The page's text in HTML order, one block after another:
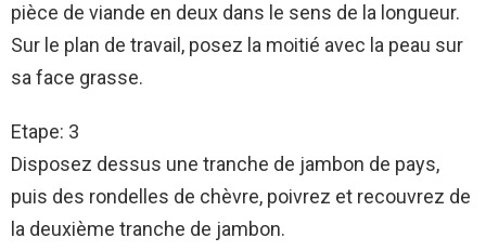
pièce de viande en deux dans le sens de la longueur.
Sur le plan de travail, posez la moitié avec la peau sur
sa face grasse.
Etape: 3
Disposez dessus une tranche de jambon de pays,
puis des rondelles de chèvre, poivrez et recouvrez de
la deuxième tranche de jambon.